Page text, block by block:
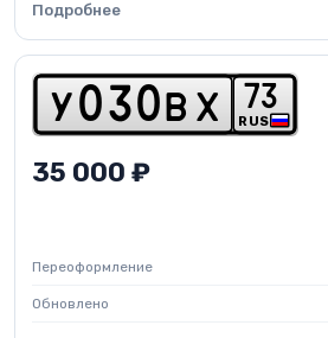
Подробнее
y 0 3 0 b x RUS
73
35 000 ₽
Переоформление
Обновлено